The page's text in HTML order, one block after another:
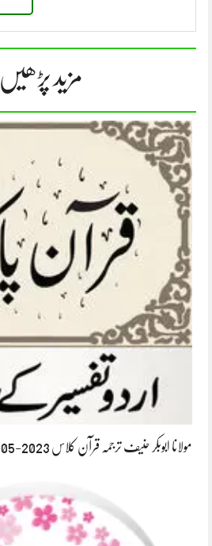
مزید پڑھیں
مولانا ابوبکر حنیف ترجمہ قرآن کلاس 2023-05-01